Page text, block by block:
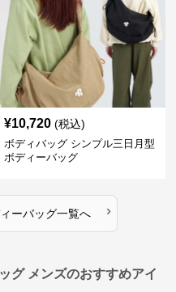
¥10,720 (税込)
ボディバッグ シンプル三日月型
ボディーバッグ
ーバッグ一覧へ ›
グ メンズのおすすめアイ